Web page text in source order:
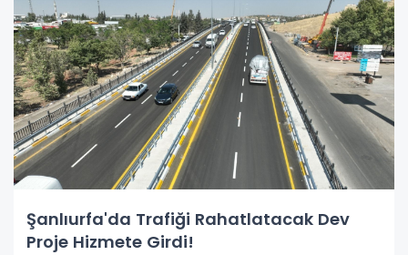
Şanlıurfa'da Trafiği Rahatlatacak Dev
Proje Hizmete Girdi!